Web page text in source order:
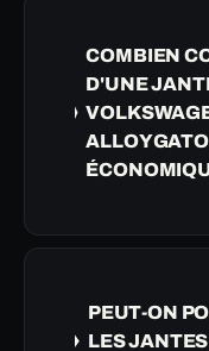
COMBIEN
D'UNE
PEUT-ON
LES